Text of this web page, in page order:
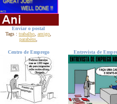
Enviar o postal
Tags : trabalho amigo
parabéns
Centro de Emprego Entrevista de